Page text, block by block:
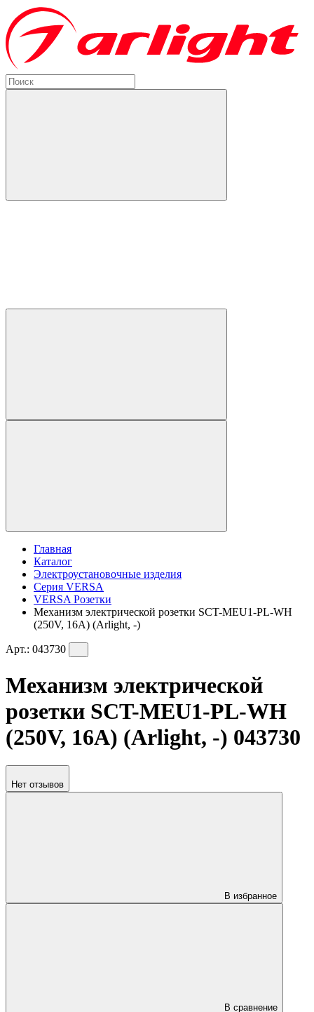
Главная
Каталог
Электроустановочные изделия
Серия VERSA
VERSA Розетки
Механизм электрической розетки SCT-MEU1-PL-WH
(250V, 16A) (Arlight, -)
Арт.: 043730
Механизм электрической
розетки SCT-MEU1-PL-WH
(250V, 16A) (Arlight, -) 043730
Нет отзывов
В избранное
В сравнение